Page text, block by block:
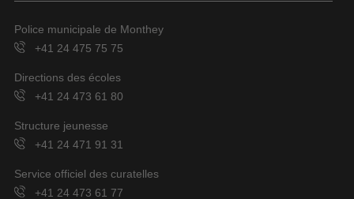
Police municipale de Monthey
+41 24 475 75 75
Directions des écoles
+41 24 473 61 80
Structure jeunesse
+41 24 471 91 31
Service officiel des curatelles
+41 24 473 61 77